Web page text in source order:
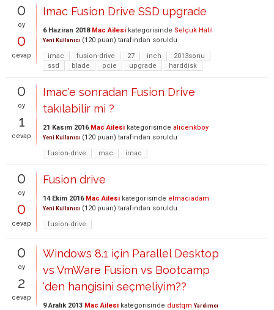
0
oy
0
cevap
Imac Fusion Drive SSD upgrade
6 Haziran 2018 Mac Ailesi kategorisinde Selçuk Halil
Yeni Kullanıcı (120 puan) tarafından soruldu
imac
fusion-drive 27 inch
2013sonu
ssd
blade pcie upgrade harddisk
0
oy
1
cevap
Imac'e sonradan Fusion Drive
takılabilir mi ?
21 Kasım 2016 Mac Ailesi kategorisinde alicenkboy
Yeni Kullanıcı (120 puan) tarafından soruldu
fusion-drive
mac imac
0
oy
0
cevap
Fusion drive
14 Ekim 2016 Mac Ailesi kategorisinde elmacıadam
Yeni Kullanıcı (120 puan) tarafından soruldu
fusion-drive
0
oy
2
cevap
Windows 8.1 için Parallel Desktop
vs VmWare Fusion vs Bootcamp
'den hangisini seçmeliyim??
9 Aralık 2013 Mac Ailesi kategorisinde dustqm Yardımcı